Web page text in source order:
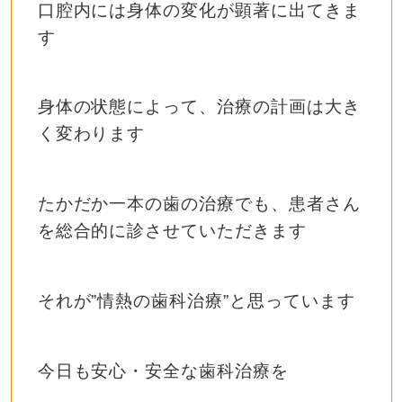
口腔内には身体の変化が顕著に出てきま
す
身体の状態によって、治療の計画は大き
く変わります
たかだか一本の歯の治療でも、患者さん
を総合的に診させていただきます
それが”情熱の歯科治療”と思っています
今日も安心・安全な歯科治療を